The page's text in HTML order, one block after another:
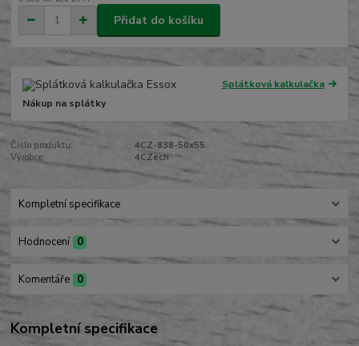
Přidat do košíku
Splátková kalkulačka
Nákup na splátky
Číslo produktu:
4CZ-838-50x55
Výrobce:
4CZech
Kompletní specifikace
Hodnocení 0
Komentáře 0
Kompletní specifikace